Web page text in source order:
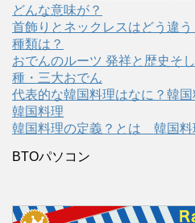
どんな意味が？
首飾りとネックレスはどう違
種類は？
おでんのルーツ 発祥と歴史そ
種・三大おでん
代表的な韓国料理はなに？韓
韓国料理
韓国料理の定義？とは 韓国料
BTOパソコン